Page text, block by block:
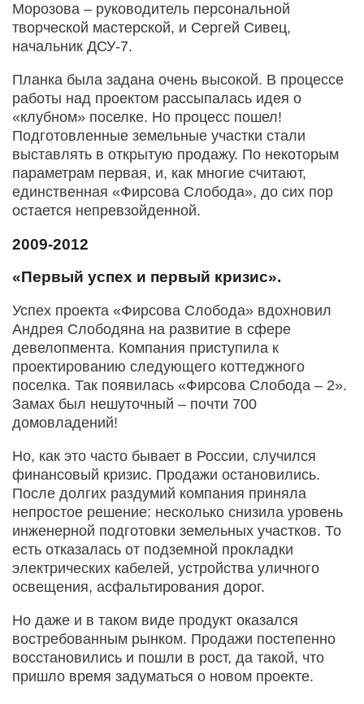
Морозова – руководитель персональной
творческой мастерской, и Сергей Сивец,
начальник ДСУ-7.
Планка была задана очень высокой. В процессе
работы над проектом рассыпалась идея о
«клубном» поселке. Но процесс пошел!
Подготовленные земельные участки стали
выставлять в открытую продажу. По некоторым
параметрам первая, и, как многие считают,
единственная «Фирсова Слобода», до сих пор
остается непревзойденной.
2009-2012
«Первый успех и первый кризис».
Успех проекта «Фирсова Слобода» вдохновил
Андрея Слободяна на развитие в сфере
девелопмента. Компания приступила к
проектированию следующего коттеджного
поселка. Так появилась «Фирсова Слобода – 2».
Замах был нешуточный – почти 700
домовладений!
Но, как это часто бывает в России, случился
финансовый кризис. Продажи остановились.
После долгих раздумий компания приняла
непростое решение: несколько снизила уровень
инженерной подготовки земельных участков. То
есть отказалась от подземной прокладки
электрических кабелей, устройства уличного
освещения, асфальтирования дорог.
Но даже и в таком виде продукт оказался
востребованным рынком. Продажи постепенно
восстановились и пошли в рост, да такой, что
пришло время задуматься о новом проекте.